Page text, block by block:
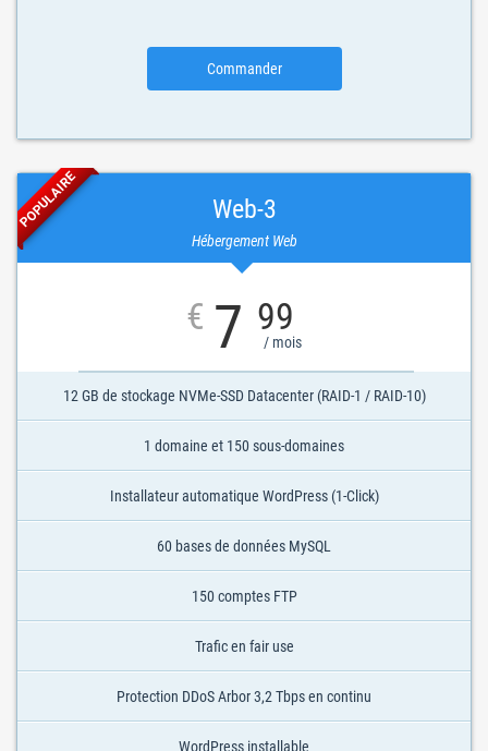
Commander
Web-3
Hébergement Web
POPULAIRE
€ 7 99
/ mois
12 GB de stockage NVMe-SSD Datacenter (RAID-1 / RAID-10)
1 domaine et 150 sous-domaines
Installateur automatique WordPress (1-Click)
60 bases de données MySQL
150 comptes FTP
Trafic en fair use
Protection DDoS Arbor 3,2 Tbps en continu
WordPress installable